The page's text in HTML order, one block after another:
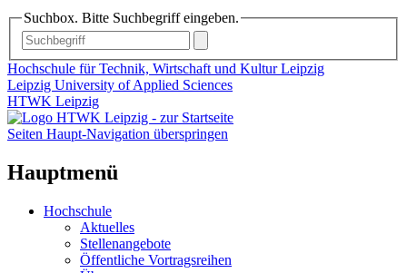
Suchbox. Bitte Suchbegriff eingeben.
Hochschule für Technik, Wirtschaft und Kultur Leipzig
Leipzig University of Applied Sciences
HTWK Leipzig
Seiten Haupt-Navigation überspringen
Hauptmenü
Hochschule
Aktuelles
Stellenangebote
Öffentliche Vortragsreihen